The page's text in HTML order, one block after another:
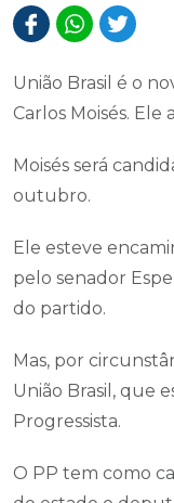
União Brasil é o
Carlos Moisés. Ele
Moisés será
outubro.
Ele esteve
pelo senador
do partido.
Mas, por
União Brasil, que
Progressista.
O PP tem como